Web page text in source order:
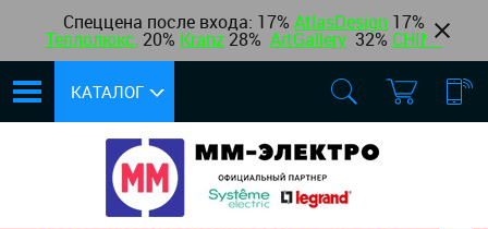
Спеццена после входа: 17% AtlasDesign 17%
Теплолюкс, 20% Kranz 28% ArtGallery 32% CHINT
КАТАЛОГ